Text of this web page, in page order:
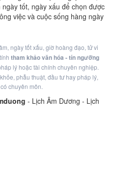
tốt, ngày xấu để chọn được
việc và cuộc sống hàng ngày
ngày tốt xấu, giờ hoàng đạo, tử vi
tham khảo văn hóa - tín ngưỡng
lý hoặc tài chính chuyên nghiệp.
phẫu thuật, đầu tư hay pháp lý,
chuyên môn.
- Lịch Âm Dương - Lịch